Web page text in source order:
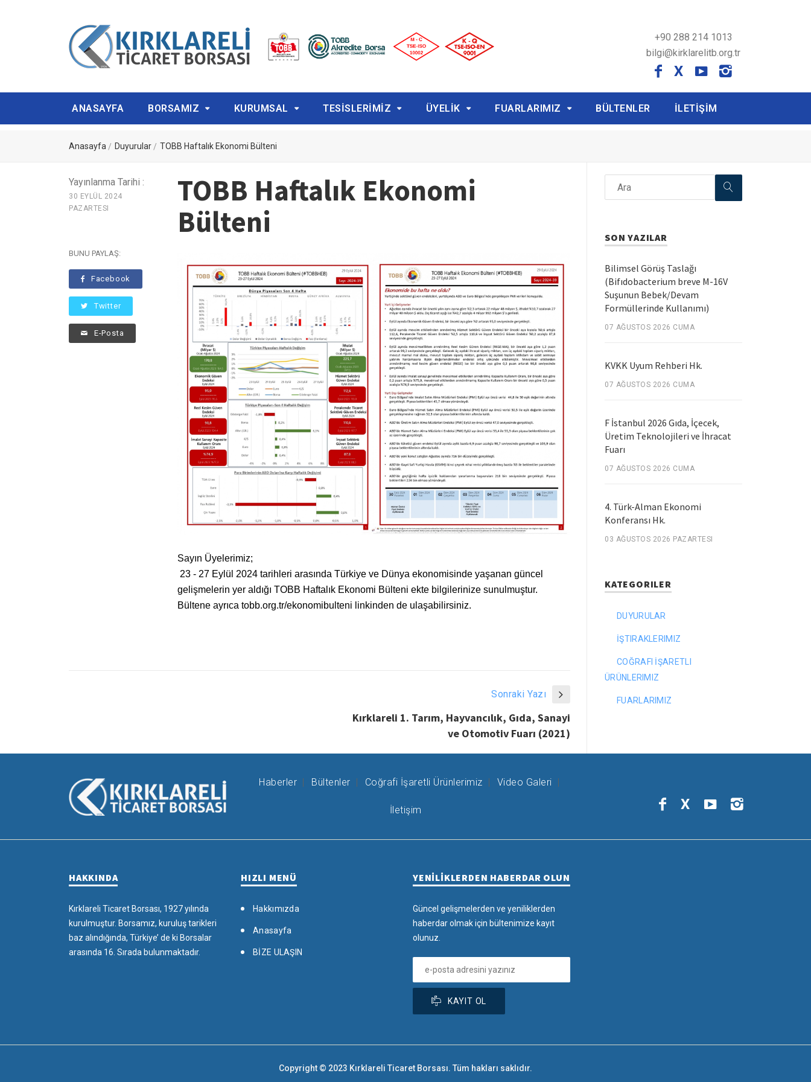
+90 288 214 1013
bilgi@kirklarelitb.org.tr
X
ANASAYFA BORSAMIZ KURUMSAL TESİSLERİMİZ ÜYELİK FUARLARIMIZ BÜLTENLER İLETİŞİM
Anasayfa Duyurular TOBB Haftalık Ekonomi Bülteni
Yayınlanma Tarihi :
30 EYLÜL 2024
PAZARTESI
BUNU PAYLAŞ:
Facebook
Twitter
E-Posta
TOBB Haftalık Ekonomi
Bülteni
Sayın Üyelerimiz;
23 - 27 Eylül 2024 tarihleri arasında Türkiye ve Dünya ekonomisinde yaşanan güncel
gelişmelerin yer aldığı TOBB Haftalık Ekonomi Bülteni ekte bilgilerinize sunulmuştur.
Bültene ayrıca tobb.org.tr/ekonomibulteni linkinden de ulaşabilirsiniz.
Sonraki Yazı
Kırklareli 1. Tarım, Hayvancılık, Gıda, Sanayi
ve Otomotiv Fuarı (2021)
SON YAZILAR
Bilimsel Görüş Taslağı
(Bifıdobacterium breve M-16V
Suşunun Bebek/Devam
Formüllerinde Kullanımı)
07 AĞUSTOS 2026 CUMA
KVKK Uyum Rehberi Hk.
07 AĞUSTOS 2026 CUMA
F İstanbul 2026 Gıda, İçecek,
Üretim Teknolojileri ve İhracat
Fuarı
07 AĞUSTOS 2026 CUMA
4. Türk-Alman Ekonomi
Konferansı Hk.
03 AĞUSTOS 2026 PAZARTESI
KATEGORILER
DUYURULAR
İŞTIRAKLERIMIZ
COĞRAFI İŞARETLI
ÜRÜNLERIMIZ
FUARLARIMIZ
Haberler Bültenler Coğrafi İşaretli Ürünlerimiz Video Galeri
İletişim X
HAKKINDA
Kırklareli Ticaret Borsası, 1927 yılında
kurulmuştur. Borsamız, kuruluş tarikleri
baz alındığında, Türkiye’ de ki Borsalar
arasında 16. Sırada bulunmaktadır.
HIZLI MENÜ
Hakkımızda
Anasayfa
BİZE ULAŞIN
YENİLİKLERDEN HABERDAR OLUN
Güncel gelişmelerden ve yeniliklerden
haberdar olmak için bültenimize kayıt
olunuz.
KAYIT OL
Copyright © 2023 Kırklareli Ticaret Borsası. Tüm hakları saklıdır.